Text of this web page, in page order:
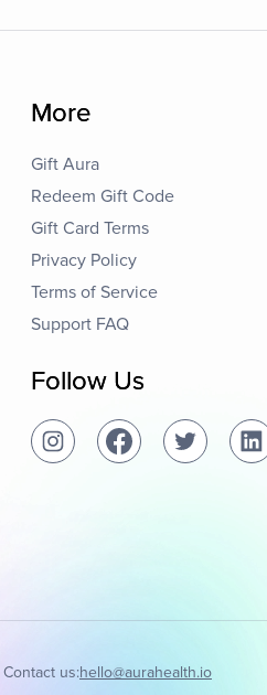
More
Gift Aura
Redeem Gift Code
Gift Card Terms
Privacy Policy
Terms of Service
Support FAQ
Follow Us
Contact us:hello@aurahealth.io